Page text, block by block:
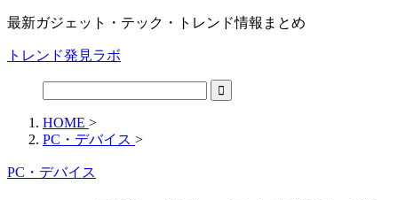
最新ガジェット・テック・トレンド情報まとめ
トレンド発見ラボ
HOME >
PC・デバイス >
PC・デバイス